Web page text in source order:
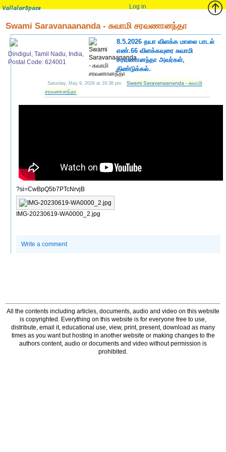
VallalarSpace Log in
Swami Saravanaananda - சுவாமி சரவணானந்தா
Dindigul, Tamil Nadu, India,
Postal Code: 624001
8.5.2026 தயா விளக்க மாலை பாடல்
எண்.66 விளக்கவுரை சுவாமி
சரவணானந்தா அவர்கள்,
திண்டுக்கல்.
Saturday, May 9, 2026 at 16:38 pm
Swami Saravanaananda - சுவாமி
சரவணானந்தா
?si=CwBpQ5b7PTcNrvjB
IMG-20230619-WA0000_2.jpg
Write a comment
All the contents including articles, documents, audio and video on this website
is copyrighted. Everything on this website is for everyone free to use,
distribute, email it, educational use, view, print, present, download as many
times as you want but hosting in another website or making changes to the
authors content, audio or documents and video without permission is
prohibited.